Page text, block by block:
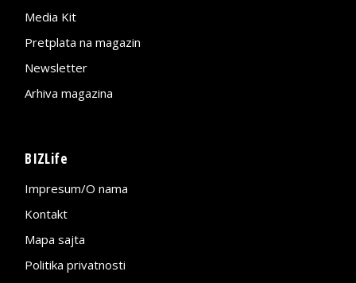
Media Kit
Pretplata na magazin
Newsletter
Arhiva magazina
BIZLife
Impresum/O nama
Kontakt
Mapa sajta
Politika privatnosti